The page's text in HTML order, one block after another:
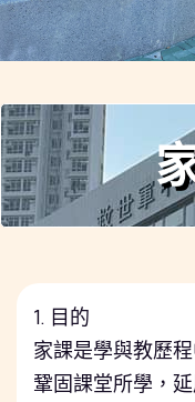
1. 目的
家課是學與教歷
鞏固課堂所學，